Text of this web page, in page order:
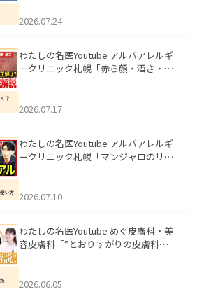
た。
2026.07.24
わたしの名医Youtube アルバアレルギ
ークリニック札幌「赤ら顔・酒さ・ニ
した。
2026.07.17
わたしの名医Youtube アルバアレルギ
ークリニック札幌「マンジャロのリア
た。
2026.07.10
わたしの名医Youtube めぐ皮膚科・美
容皮膚科「”とおりすがりの皮膚科
2026.06.05